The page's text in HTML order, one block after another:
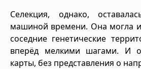
Селекция, однако,
машиной времени. Она могла
соседние генетические
вперёд мелкими шагами. И
карты, без представления о